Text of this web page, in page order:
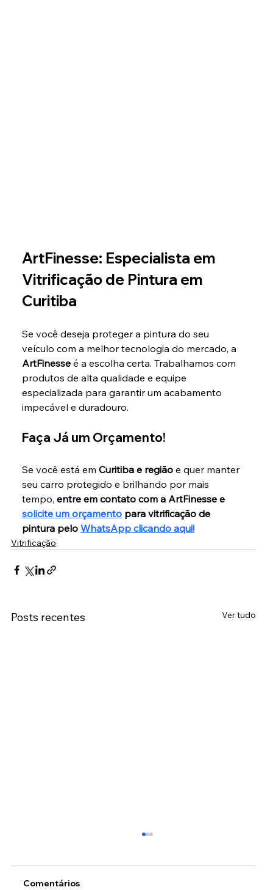
ArtFinesse: Especialista em
Vitrificação de Pintura em
Curitiba
Se você deseja proteger a pintura do seu
veículo com a melhor tecnologia do mercado, a
ArtFinesse é a escolha certa. Trabalhamos com
produtos de alta qualidade e equipe
especializada para garantir um acabamento
impecável e duradouro.
Faça Já um Orçamento!
Se você está em Curitiba e região e quer manter
seu carro protegido e brilhando por mais
tempo, entre em contato com a ArtFinesse e
solicite um orçamento para vitrificação de
pintura pelo WhatsApp clicando aqui!
Vitrificação
Posts recentes Ver tudo
Comentários